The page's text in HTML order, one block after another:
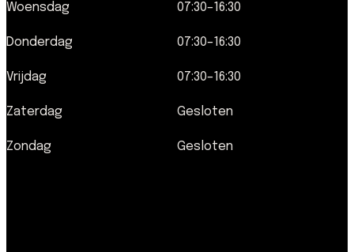
Woensdag
Donderdag
Vrijdag
Zaterdag
Zondag
07:30–16:30
07:30–16:30
07:30–16:30
Gesloten
Gesloten